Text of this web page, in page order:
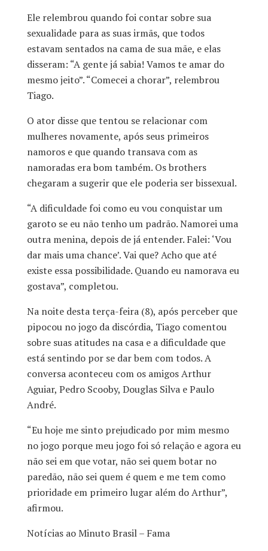
Ele relembrou quando foi contar sobre sua
sexualidade para as suas irmãs, que todos
estavam sentados na cama de sua mãe, e elas
disseram: “A gente já sabia! Vamos te amar do
mesmo jeito”. “Comecei a chorar”, relembrou
Tiago.
O ator disse que tentou se relacionar com
mulheres novamente, após seus primeiros
namoros e que quando transava com as
namoradas era bom também. Os brothers
chegaram a sugerir que ele poderia ser bissexual.
“A dificuldade foi como eu vou conquistar um
garoto se eu não tenho um padrão. Namorei uma
outra menina, depois de já entender. Falei: ‘Vou
dar mais uma chance’. Vai que? Acho que até
existe essa possibilidade. Quando eu namorava eu
gostava”, completou.
Na noite desta terça-feira (8), após perceber que
pipocou no jogo da discórdia, Tiago comentou
sobre suas atitudes na casa e a dificuldade que
está sentindo por se dar bem com todos. A
conversa aconteceu com os amigos Arthur
Aguiar, Pedro Scooby, Douglas Silva e Paulo
André.
“Eu hoje me sinto prejudicado por mim mesmo
no jogo porque meu jogo foi só relação e agora eu
não sei em que votar, não sei quem botar no
paredão, não sei quem é quem e me tem como
prioridade em primeiro lugar além do Arthur”,
afirmou.
Notícias ao Minuto Brasil – Fama